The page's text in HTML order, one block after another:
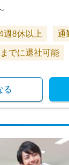
週8休以上 通
でに退社可能
る